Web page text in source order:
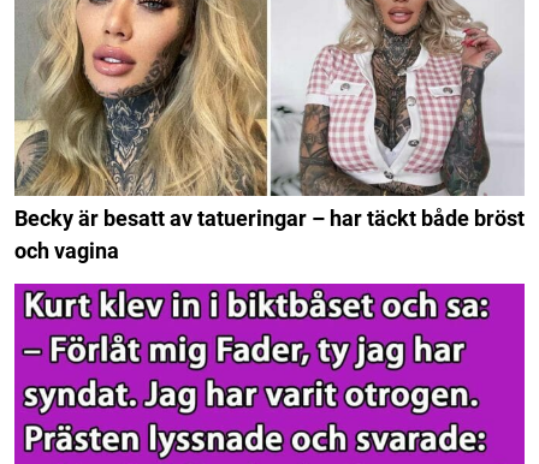
Becky är besatt av tatueringar – har täckt både bröst
och vagina